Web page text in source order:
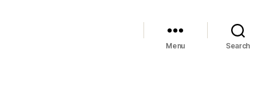
Menu Search